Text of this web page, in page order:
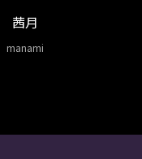
茜月
manami